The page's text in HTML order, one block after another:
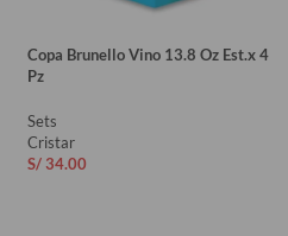
Copa Brunello Vino 13.8 Oz Est.x 4
Pz
Sets
Cristar
S/ 34.00